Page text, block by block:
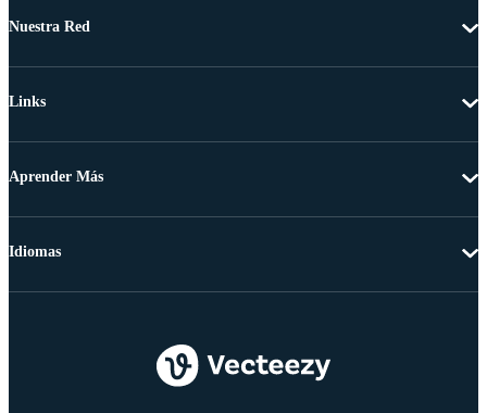
Nuestra Red
Links
Aprender Más
Idiomas